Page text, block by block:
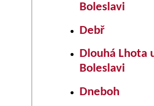
Boleslavi
Debř
Dlouhá Lhota
Boleslavi
Dneboh